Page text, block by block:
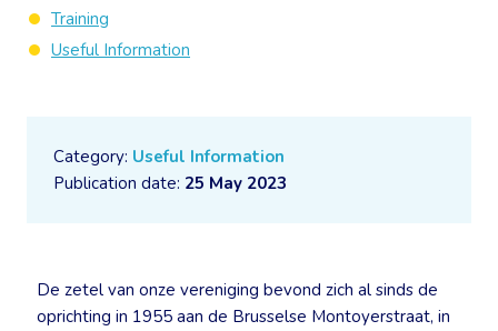
Category: Useful Information
Publication date: 25 May 2023
De zetel van onze vereniging bevond zich al sinds de
oprichting in 1955 aan de Brusselse Montoyerstraat, in
Training
Useful Information